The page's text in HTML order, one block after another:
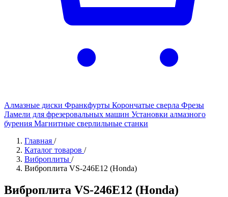
Алмазные диски Франкфурты Корончатые сверла Фрезы
Ламели для фрезеровальных машин Установки алмазного
бурения Магнитные сверлильные станки
Главная /
Каталог товаров /
Виброплиты /
Виброплита VS-246E12 (Honda)
Виброплита VS-246E12 (Honda)